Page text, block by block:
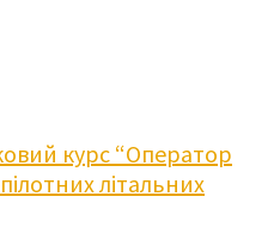
курс “Оператор
літальних